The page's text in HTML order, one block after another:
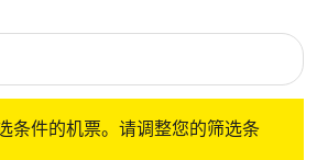
条件的机票。请调整您的筛选条